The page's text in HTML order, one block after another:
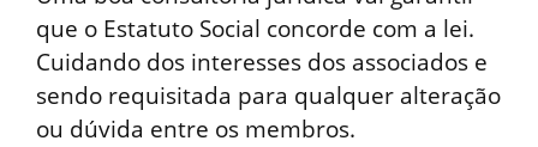
que o Estatuto Social concorde com a lei.
Cuidando dos interesses dos associados e
sendo requisitada para qualquer alteração
ou dúvida entre os membros.